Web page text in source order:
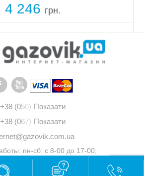
кран маевского, нижнее...
4 246 грн.
+38 (050) Показати
+38 (067) Показати
пн-сб: с 8-00 до 17-00;
вс: выходной
© 2011 - 2026 "Газовик"